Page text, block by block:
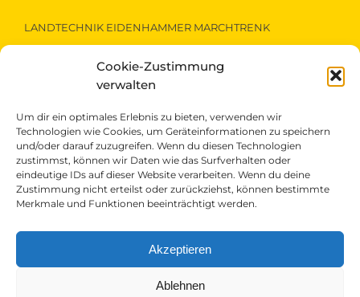
Cookie-Zustimmung
verwalten
Um dir ein optimales Erlebnis zu bieten, verwenden wir
Technologien wie Cookies, um Geräteinformationen zu speichern
und/oder darauf zuzugreifen. Wenn du diesen Technologien
zustimmst, können wir Daten wie das Surfverhalten oder
eindeutige IDs auf dieser Website verarbeiten. Wenn du deine
Zustimmung nicht erteilst oder zurückziehst, können bestimmte
Merkmale und Funktionen beeinträchtigt werden.
Akzeptieren
Ablehnen
LANDTECHNIK EIDENHAMMER MARCHTRENK
A-4614 Marchtrenk, Gewerbestraße 15
+43 (0)7243 / 52290
LANDTECHNIK EIDENHAMMER ST.VEIT/PONGAU
A-5621 St.Veit/Pongau, Gewerbepark 1
Telefon: +43 (0)6415 / 5607